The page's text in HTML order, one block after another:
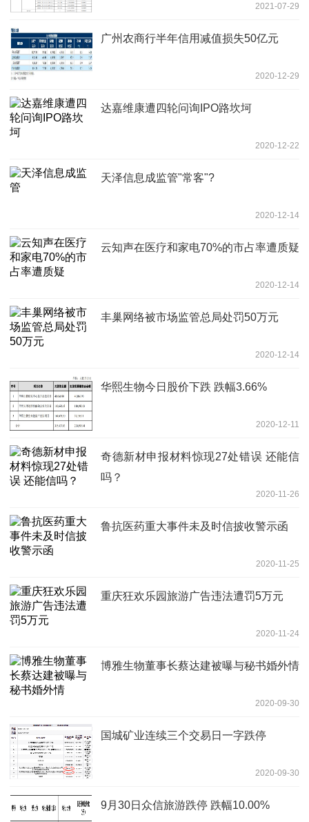
2021-07-29
广州农商行半年信用减值损失50亿元
2020-12-29
达嘉维康遭四轮问询IPO路坎坷
2020-12-22
天泽信息成监管"常客"?
2020-12-14
云知声在医疗和家电70%的市占率遭质疑
2020-12-14
丰巢网络被市场监管总局处罚50万元
2020-12-14
华熙生物今日股价下跌 跌幅3.66%
2020-12-11
奇德新材申报材料惊现27处错误 还能信
吗？
2020-11-26
鲁抗医药重大事件未及时信披收警示函
2020-11-25
重庆狂欢乐园旅游广告违法遭罚5万元
2020-11-24
博雅生物董事长蔡达建被曝与秘书婚外情
2020-09-30
国城矿业连续三个交易日一字跌停
2020-09-30
9月30日众信旅游跌停 跌幅10.00%